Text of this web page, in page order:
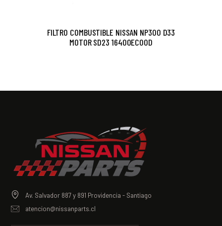
FILTRO COMBUSTIBLE NISSAN NP300 D33
MOTOR SD23 16400EC00D
Av. Salvador 887 y 891 Providencia - Santiago
atencion@nissanparts.cl